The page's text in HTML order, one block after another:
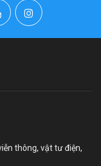
thông, vật tư điện,